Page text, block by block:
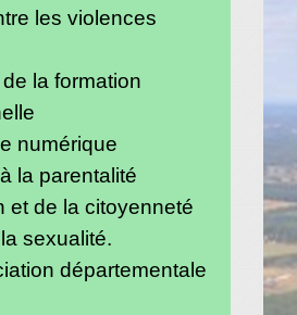
les violences
de la formation
numérique
la parentalité
et de la citoyenneté
sexualité.
départementale